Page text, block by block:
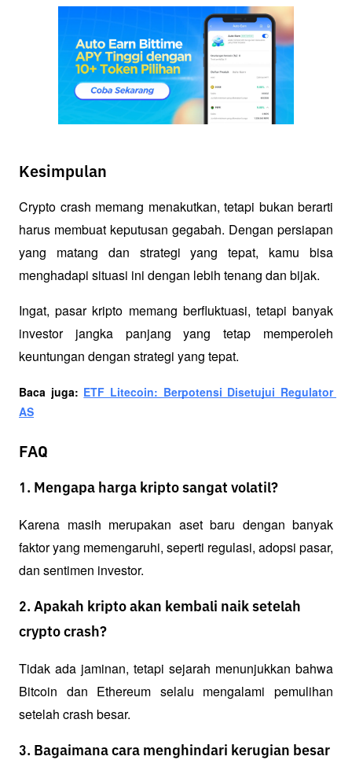
Kesimpulan
Crypto crash memang menakutkan, tetapi bukan berarti
harus membuat keputusan gegabah. Dengan persiapan
yang matang dan strategi yang tepat, kamu bisa
menghadapi situasi ini dengan lebih tenang dan bijak.
Ingat, pasar kripto memang berfluktuasi, tetapi banyak
investor jangka panjang yang tetap memperoleh
keuntungan dengan strategi yang tepat.
Baca juga: ETF Litecoin: Berpotensi Disetujui Regulator
AS
FAQ
1. Mengapa harga kripto sangat volatil?
Karena masih merupakan aset baru dengan banyak
faktor yang memengaruhi, seperti regulasi, adopsi pasar,
dan sentimen investor.
2. Apakah kripto akan kembali naik setelah
crypto crash?
Tidak ada jaminan, tetapi sejarah menunjukkan bahwa
Bitcoin dan Ethereum selalu mengalami pemulihan
setelah crash besar.
3. Bagaimana cara menghindari kerugian besar